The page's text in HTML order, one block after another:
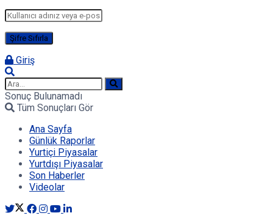
Giriş
Sonuç Bulunamadı
Tüm Sonuçları Gör
Ana Sayfa
Günlük Raporlar
Yurtiçi Piyasalar
Yurtdışı Piyasalar
Son Haberler
Videolar